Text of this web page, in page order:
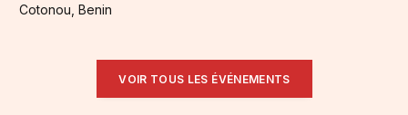
Cotonou, Benin
VOIR TOUS LES ÉVÉNEMENTS